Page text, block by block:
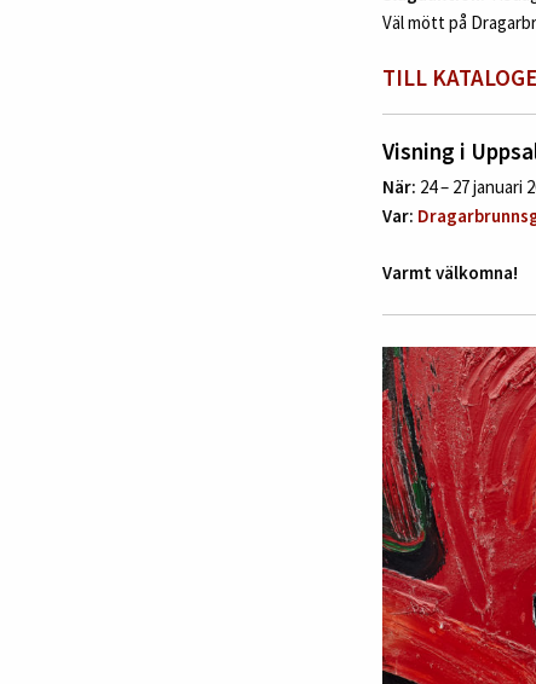
Väl mött på
TILL
Visning i
När: 24 – 27 januari
Var:
Varmt välkomna!